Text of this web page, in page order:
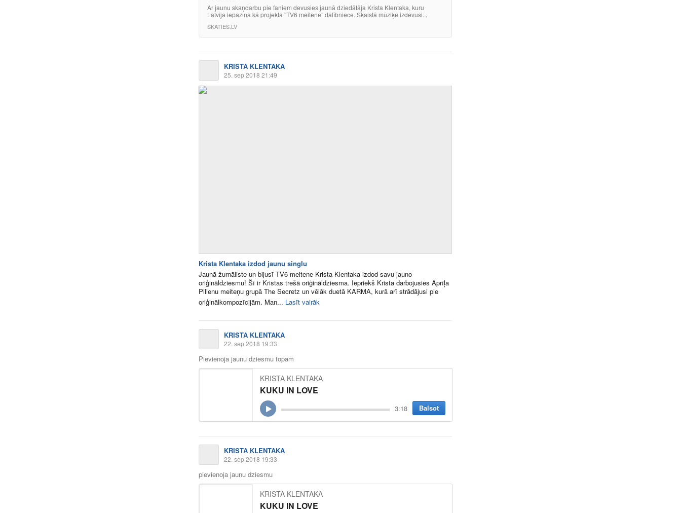
Ar jaunu skaņdarbu pie faniem devusies jaunā dziedātāja Krista Klentaka, kuru
Latvija iepazina kā projekta ”TV6 meitene” dalībniece. Skaistā mūziķe izdevusi...
SKATIES.LV
KRISTA KLENTAKA
25. sep 2018 21:49
Krista Klentaka izdod jaunu singlu
Jaunā žurnāliste un bijusī TV6 meitene Krista Klentaka izdod savu jauno
oriģināldziesmu! Šī ir Kristas trešā oriģināldziesma. Iepriekš Krista darbojusies Aprīļa
Pilienu meiteņu grupā The Secretz un vēlāk duetā KARMA, kurā arī strādājusi pie
oriģinālkompozīcijām. Man... Lasīt vairāk
KRISTA KLENTAKA
22. sep 2018 19:33
Pievienoja jaunu dziesmu topam
KRISTA KLENTAKA
KUKU IN LOVE
3:18 Balsot
KRISTA KLENTAKA
22. sep 2018 19:33
pievienoja jaunu dziesmu
KRISTA KLENTAKA
KUKU IN LOVE